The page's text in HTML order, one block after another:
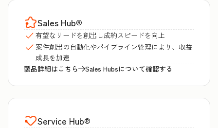
Sales Hub®
有望なリードを創出し成約スピードを向上
案件創出の自動化やパイプライン管理により、収益
成長を加速
製品詳細はこちら
Sales Hubsについて確認する
Service Hub®